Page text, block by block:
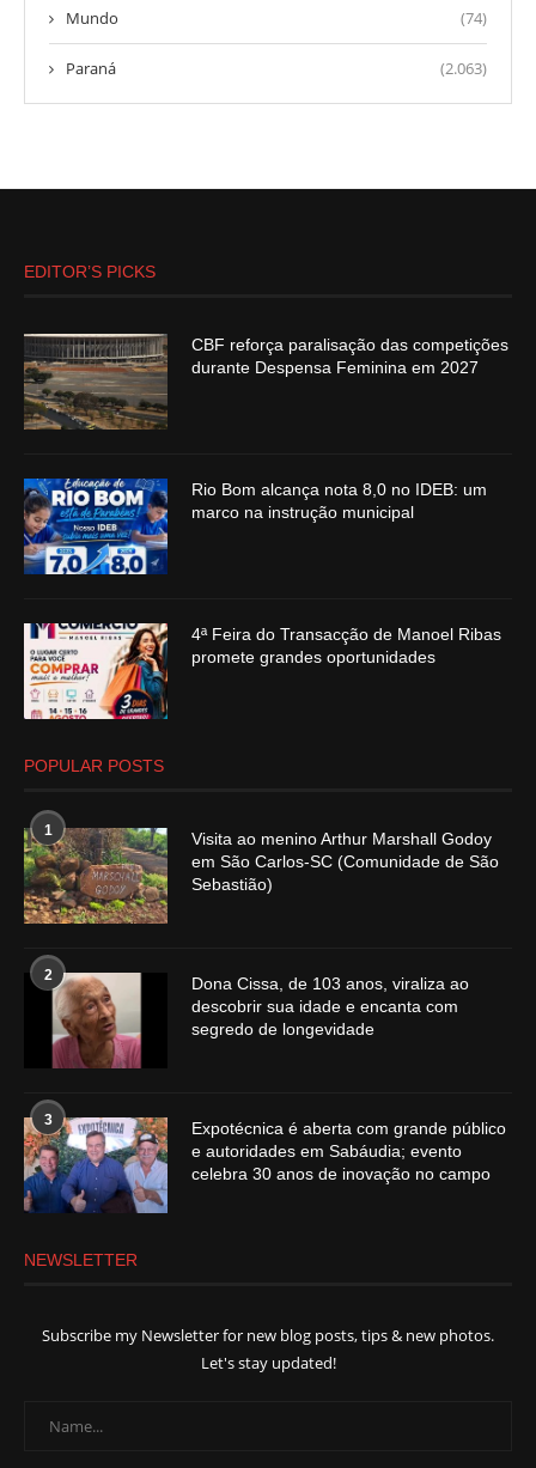
Mundo (74)
Paraná (2.063)
EDITOR’S PICKS
CBF reforça paralisação das competições
durante Despensa Feminina em 2027
Rio Bom alcança nota 8,0 no IDEB: um
marco na instrução municipal
4ª Feira do Transacção de Manoel Ribas
promete grandes oportunidades
POPULAR POSTS
1
Visita ao menino Arthur Marshall Godoy
em São Carlos-SC (Comunidade de São
Sebastião)
2
Dona Cissa, de 103 anos, viraliza ao
descobrir sua idade e encanta com
segredo de longevidade
3
Expotécnica é aberta com grande público
e autoridades em Sabáudia; evento
celebra 30 anos de inovação no campo
NEWSLETTER
Subscribe my Newsletter for new blog posts, tips & new photos.
Let's stay updated!